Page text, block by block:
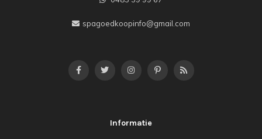
spagoedkoopinfo@gmail.com
Informatie